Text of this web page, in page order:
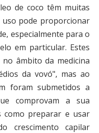
de coco têm muitas
uso pode proporcionar
especialmente para o
em particular. Estes
âmbito da medicina
da vovó", mas ao
foram submetidos a
comprovam a sua
como preparar e usar
crescimento capilar